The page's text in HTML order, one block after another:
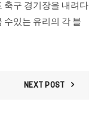
축구 경기장을 내려다
수있는 유리의 각 블
NEXT POST